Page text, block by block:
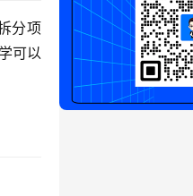
分项
可以